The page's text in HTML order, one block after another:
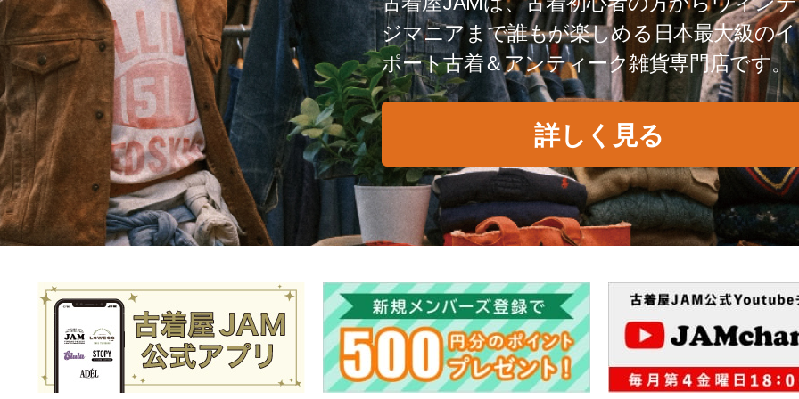
ジマニアまで誰もが楽しめる日本最大級の
ポート古着＆アンティーク雑貨専門店です。
詳しく見る